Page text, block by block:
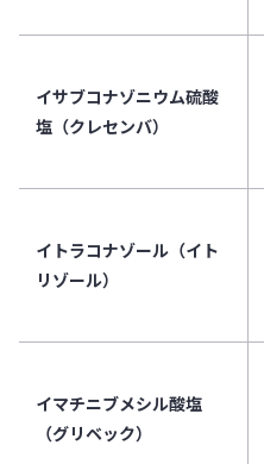
イサブコナゾニウム硫酸
塩（クレセンバ）
イトラコナゾール（イト
リゾール）
イマチニブメシル酸塩
（グリベック）